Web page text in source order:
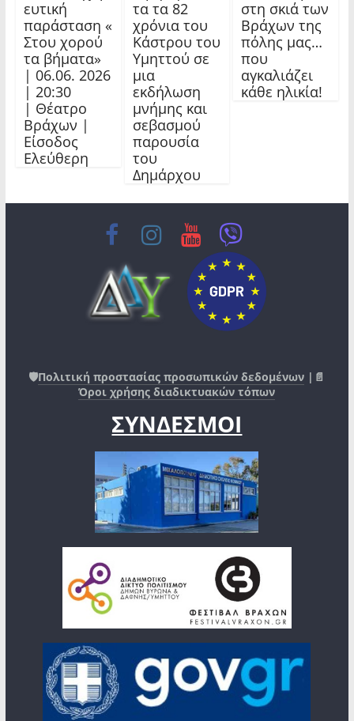
ευτική
παράσταση «
Στου χορού
τα βήματα»
| 06.06. 2026
| 20:30
| Θέατρο
Βράχων |
Είσοδος
Ελεύθερη
τα τα 82
χρόνια του
Κάστρου του
Υμηττού σε
μια
εκδήλωση
μνήμης και
σεβασμού
παρουσία
του
Δημάρχου
στη σκιά των
Βράχων της
πόλης μας…
που
αγκαλιάζει
κάθε ηλικία!
🛡️Πολιτική προστασίας προσωπικών δεδομένων |📄
Όροι χρήσης διαδικτυακών τόπων
ΣΥΝΔΕΣΜΟΙ